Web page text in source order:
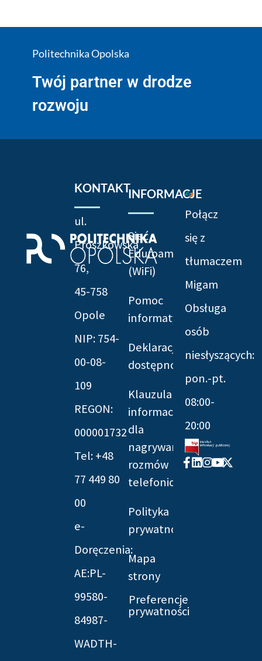
Politechnika Opolska
Twój partner w drodze
rozwoju
KONTAKT
ul.
Prószkowska
76,
45-758
Opole
NIP: 754-
00-08-
109
REGON:
000001732
Tel: +48
77 449 80
00
e-
Doręczenia:
AE:PL-
99580-
84987-
WADTH-
INFORMACJE
Sieć
Eduroam
(WiFi)
Pomoc
informatyczna
Deklaracja
dostępności
Klauzula
informacyjna
dla
nagrywania
rozmów
telefonicznych
Polityka
prywatności
Mapa
strony
Preferencje
prywatności
Połącz
się z
tłumaczem
Migam
Obsługa
osób
niesłyszących:
pon.-pt.
08:00-
20:00
Facebook-
f
Linkedin
Instagram
Youtube
X-
twitter